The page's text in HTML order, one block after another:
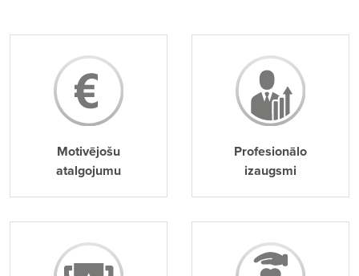
Motivējošu
atalgojumu
Profesionālo
izaugsmi